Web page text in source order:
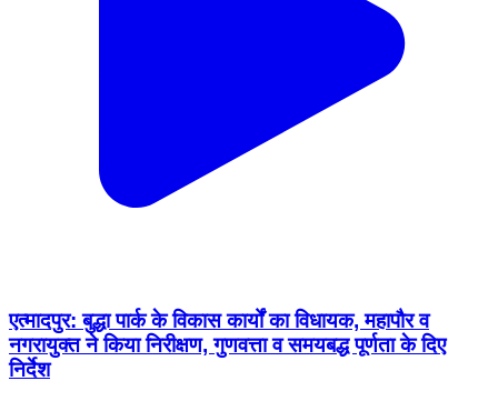
एत्मादपुर: बुद्धा पार्क के विकास कार्यों का विधायक, महापौर व
नगरायुक्त ने किया निरीक्षण, गुणवत्ता व समयबद्ध पूर्णता के दिए
निर्देश